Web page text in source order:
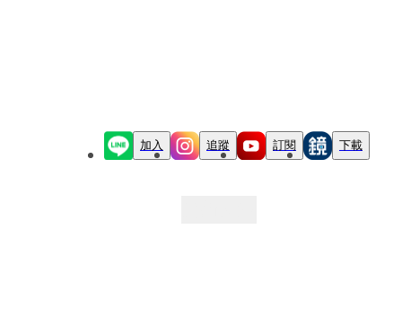
加入 追蹤 訂閱 下載